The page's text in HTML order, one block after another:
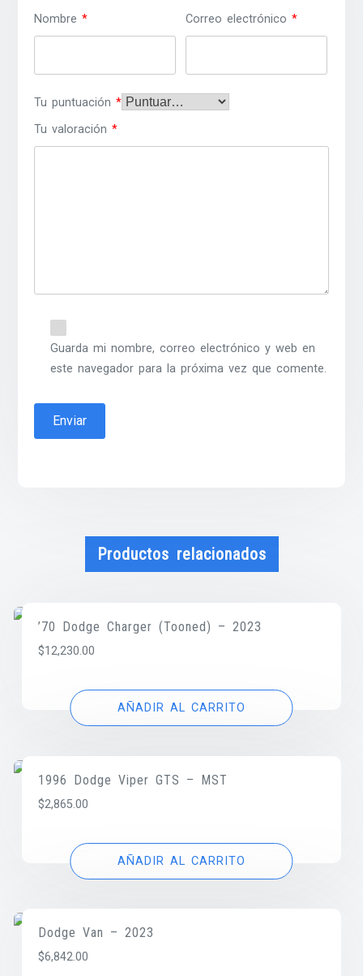
Nombre* Correo electrónico*
Tu puntuación*
Tu valoración*
Guarda mi nombre, correo electrónico y web en
este navegador para la próxima vez que comente.
Productos relacionados
’70 Dodge Charger (Tooned) – 2023
$12,230.00
AÑADIR AL CARRITO
1996 Dodge Viper GTS – MST
$2,865.00
AÑADIR AL CARRITO
Dodge Van – 2023
$6,842.00